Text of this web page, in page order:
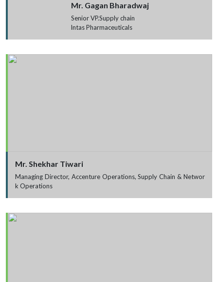
Mr. Gagan Bharadwaj
Senior VP.Supply chain
lntas Pharmaceuticals
Mr. Shekhar Tiwari
Managing Director, Accenture Operations, Supply Chain & Networ
k Operations